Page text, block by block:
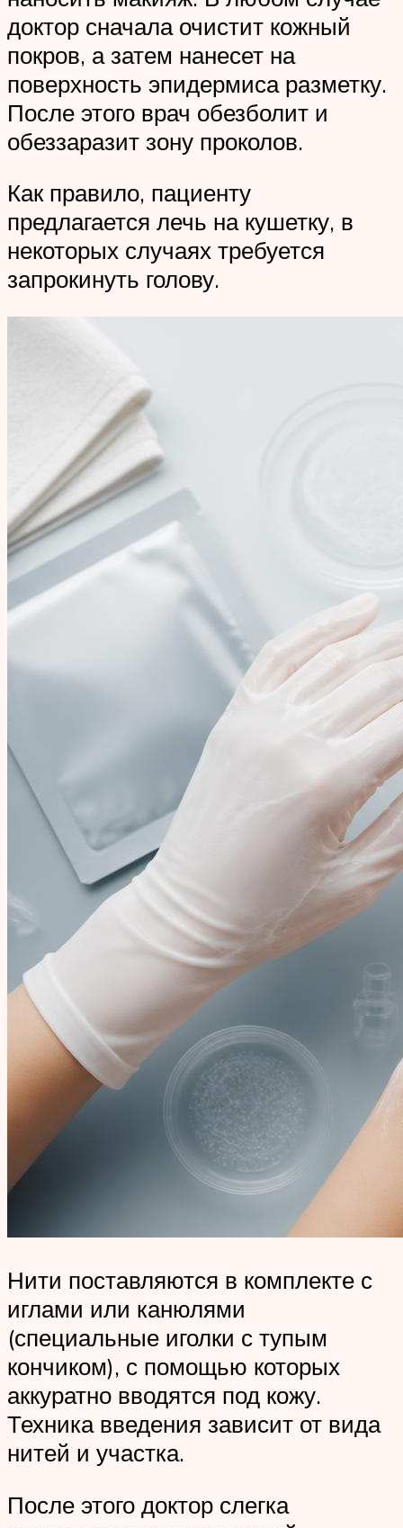
доктор сначала очистит кожный
покров, а затем нанесет на
поверхность эпидермиса разметку.
После этого врач обезболит и
обеззаразит зону проколов.
Как правило, пациенту
предлагается лечь на кушетку, в
некоторых случаях требуется
запрокинуть голову.
Нити поставляются в комплекте с
иглами или канюлями
(специальные иголки с тупым
кончиком), с помощью которых
аккуратно вводятся под кожу.
Техника введения зависит от вида
нитей и участка.
После этого доктор слегка